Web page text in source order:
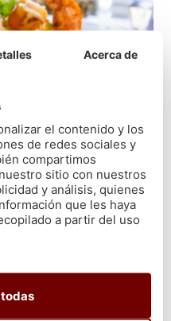
langostinos
muy bien en una receta
de estos sabores
Se trata de
Acerca de
el contenido y los
de redes sociales y
compartimos
sitio con nuestros
y análisis, quienes
que les haya
a partir del uso